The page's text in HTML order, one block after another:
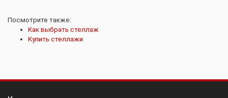
Посмотрите также:
Как выбрать стеллаж
Купить стеллажи